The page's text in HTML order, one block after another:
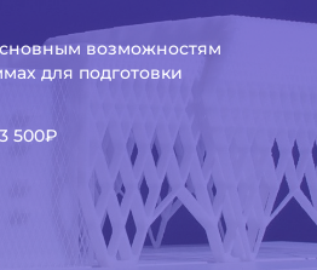
возможностям
для подготовки
500₽